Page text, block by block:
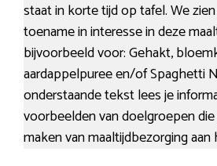
staat in korte tijd op tafel. We
toename in interesse in deze
bijvoorbeeld voor: Gehakt,
aardappelpuree en/of Spaghetti
onderstaande tekst lees je
voorbeelden van doelgroepen
maken van maaltijdbezorging aan